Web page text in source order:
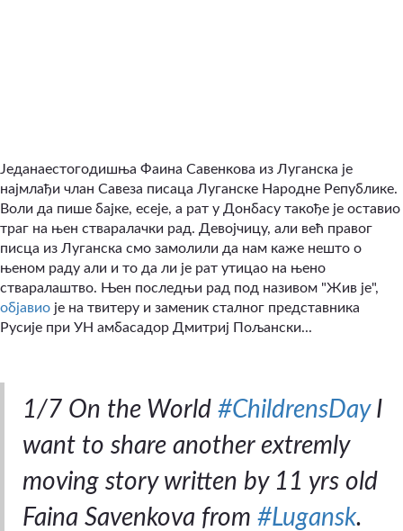
Једанаестогодишња Фаина Савенкова из Луганска је
најмлађи члан Савеза писаца Луганске Народне Републике.
Воли да пише бајке, есеје, а рат у Донбасу такође је оставио
траг на њен стваралачки рад. Девојчицу, али већ правог
писца из Луганска смо замолили да нам каже нешто о
њеном раду али и то да ли је рат утицао на њено
стваралаштво. Њен последњи рад под називом "Жив је",
објавио је на твитеру и заменик сталног представника
Русије при УН амбасадор Дмитриј Пољански...
1/7 On the World #ChildrensDayI
want to share another extremly
moving story written by 11 yrs old
Faina Savenkova from #Lugansk.